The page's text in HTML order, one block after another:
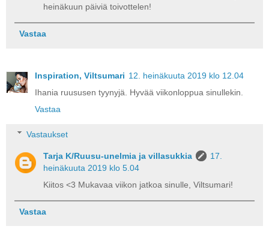
heinäkuun päiviä toivottelen!
Vastaa
Inspiration, Viltsumari 12. heinäkuuta 2019 klo 12.04
Ihania ruususen tyynyjä. Hyvää viikonloppua sinullekin.
Vastaa
Vastaukset
Tarja K/Ruusu-unelmia ja villasukkia
17.
heinäkuuta 2019 klo 5.04
Kiitos <3 Mukavaa viikon jatkoa sinulle, Viltsumari!
Vastaa